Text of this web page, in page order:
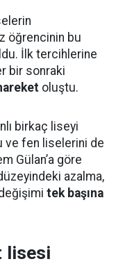
öğrencinin bu
İlk tercihlerine
bir sonraki
oluştu.
birkaç liseyi
ve fen liselerini de
Gülan’a göre
azalma,
tek başına
lisesi